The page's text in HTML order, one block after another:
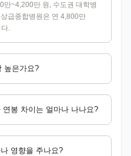
만~4,200만 원, 수도권 대학병
급종합병원은 연 4,800만
.
높은가요?
봉 차이는 얼마나 나나요?
영향을 주나요?